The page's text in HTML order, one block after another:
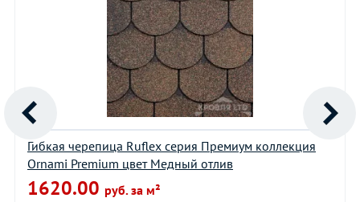
Гибкая черепица Ruflex серия Премиум коллекция
Ornami Premium цвет Медный отлив
1620.00 руб. за м²